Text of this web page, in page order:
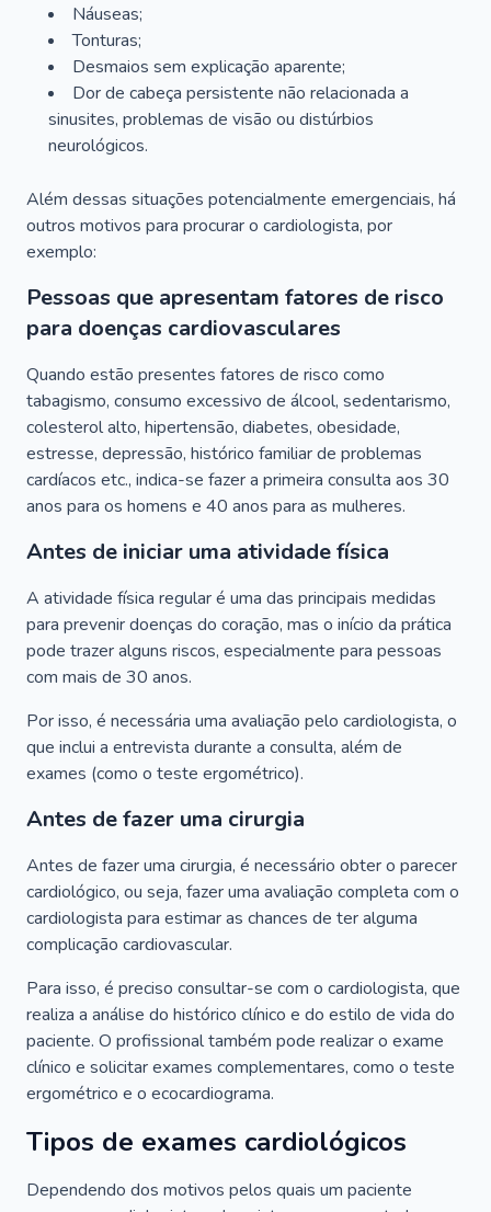
Náuseas;
Tonturas;
Desmaios sem explicação aparente;
Dor de cabeça persistente não relacionada a
sinusites, problemas de visão ou distúrbios
neurológicos.
Além dessas situações potencialmente emergenciais, há
outros motivos para procurar o cardiologista, por
exemplo:
Pessoas que apresentam fatores de risco
para doenças cardiovasculares
Quando estão presentes fatores de risco como
tabagismo, consumo excessivo de álcool, sedentarismo,
colesterol alto, hipertensão, diabetes, obesidade,
estresse, depressão, histórico familiar de problemas
cardíacos etc., indica-se fazer a primeira consulta aos 30
anos para os homens e 40 anos para as mulheres.
Antes de iniciar uma atividade física
A atividade física regular é uma das principais medidas
para prevenir doenças do coração, mas o início da prática
pode trazer alguns riscos, especialmente para pessoas
com mais de 30 anos.
Por isso, é necessária uma avaliação pelo cardiologista, o
que inclui a entrevista durante a consulta, além de
exames (como o teste ergométrico).
Antes de fazer uma cirurgia
Antes de fazer uma cirurgia, é necessário obter o parecer
cardiológico, ou seja, fazer uma avaliação completa com o
cardiologista para estimar as chances de ter alguma
complicação cardiovascular.
Para isso, é preciso consultar-se com o cardiologista, que
realiza a análise do histórico clínico e do estilo de vida do
paciente. O profissional também pode realizar o exame
clínico e solicitar exames complementares, como o teste
ergométrico e o ecocardiograma.
Tipos de exames cardiológicos
Dependendo dos motivos pelos quais um paciente